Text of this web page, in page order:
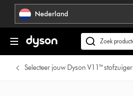
Navigatie
overslaan
Nederland
Zoek
op
dyson.nl
Selecteer jouw Dyson V11™ stofzuiger